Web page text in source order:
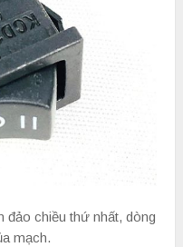
đảo chiều thứ nhất, dòng
mạch.